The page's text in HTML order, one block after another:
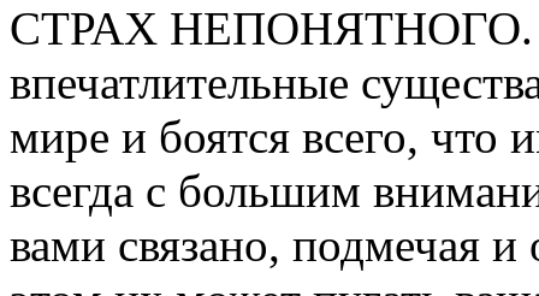
СТРАХ НЕПОНЯТНОГО.
впечатлительные
мире и боятся всего, что
всегда с большим
вами связано, подмечая